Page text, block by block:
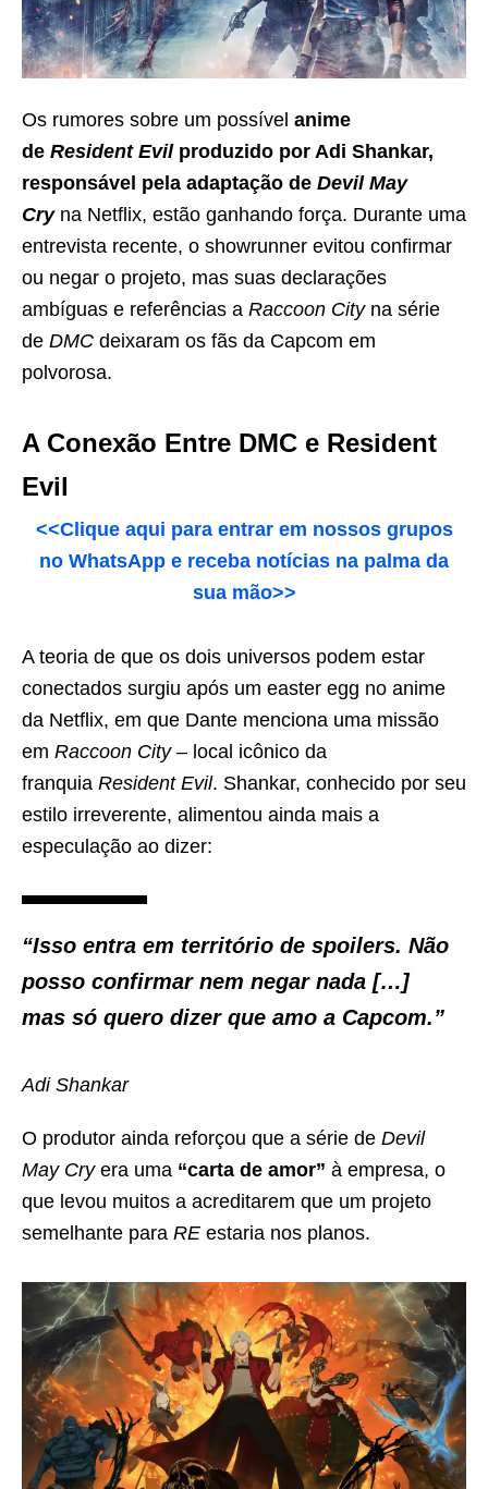
Os rumores sobre um possível anime
de Resident Evilproduzido por Adi Shankar,
responsável pela adaptação de Devil May
Cryna Netflix, estão ganhando força. Durante uma
entrevista recente, o showrunner evitou confirmar
ou negar o projeto, mas suas declarações
ambíguas e referências a Raccoon Cityna série
de DMC deixaram os fãs da Capcom em
polvorosa.
A Conexão Entre DMC e Resident
Evil
<<Clique aqui para entrar em nossos grupos
no WhatsApp e receba notícias na palma da
sua mão>>
A teoria de que os dois universos podem estar
conectados surgiu após um easter egg no anime
da Netflix, em que Dante menciona uma missão
em Raccoon City– local icônico da
franquia Resident Evil. Shankar, conhecido por seu
estilo irreverente, alimentou ainda mais a
especulação ao dizer:
“Isso entra em território de spoilers. Não
posso confirmar nem negar nada […]
mas só quero dizer que amo a Capcom.”
Adi Shankar
O produtor ainda reforçou que a série de Devil
May Cryera uma “carta de amor” à empresa, o
que levou muitos a acreditarem que um projeto
semelhante para RE estaria nos planos.